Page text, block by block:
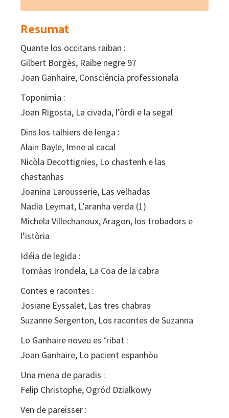
quantity
Resumat
Quante los occitans raiban :
Gilbert Borgès, Raibe negre 97
Joan Ganhaire, Consciéncia professionala
Toponimia :
Joan Rigosta, La civada, l’òrdi e la segal
Dins los talhiers de lenga :
Alain Bayle, Imne al cacal
Nicòla Decottignies, Lo chastenh e las
chastanhas
Joanina Larousserie, Las velhadas
Nadia Leymat, L’aranha verda (1)
Michela Villechanoux, Aragon, los trobadors e
l’istòria
Idéia de legida :
Tomàas Irondela, La Coa de la cabra
Contes e racontes :
Josiane Eyssalet, Las tres chabras
Suzanne Sergenton, Los racontes de Suzanna
Lo Ganhaire noveu es ‘ribat :
Joan Ganhaire, Lo pacient espanhòu
Una mena de paradis :
Felip Christophe, Ogród Dzialkowy
Ven de pareisser :